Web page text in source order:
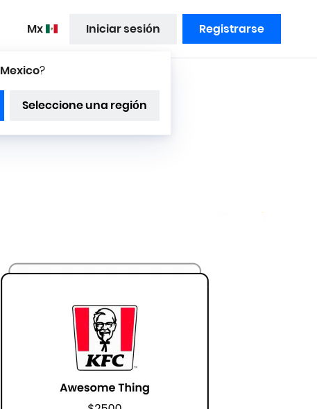
mx
Mexico?
Seleccione una región
Iniciar sesión Registrarse